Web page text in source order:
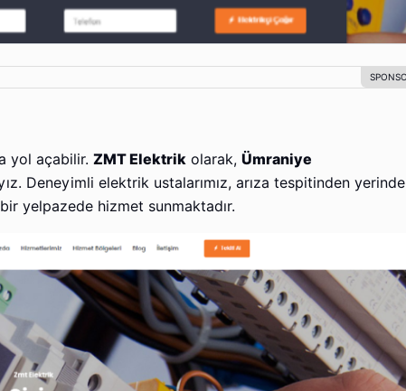
yol açabilir. ZMT Elektrik olarak, Ümraniye
Deneyimli elektrik ustalarımız, arıza tespitinden yerinde
yelpazede hizmet sunmaktadır.